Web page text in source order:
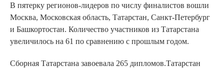
В пятерку регионов-лидеров по числу финалистов вошли
Москва, Московская область, Татарстан, Санкт-Петербург
и Башкортостан. Количество участников из Татарстана
увеличилось на 61 по сравнению с прошлым годом.
Сборная Татарстана завоевала 265 дипломов.Татарстан